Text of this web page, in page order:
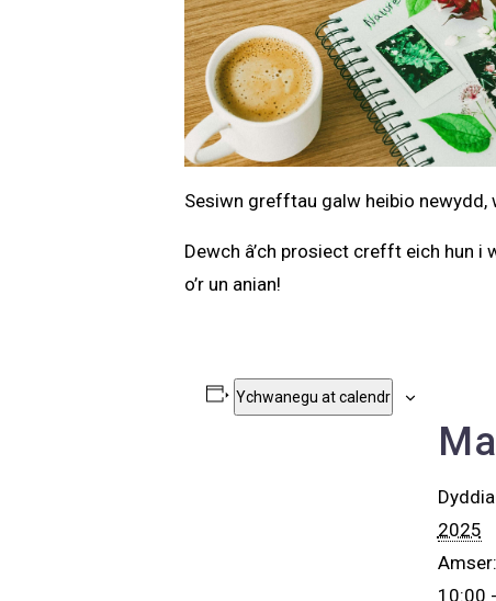
Sesiwn grefftau galw heibio
Dewch â’ch prosiect crefft eich hun
o’r un anian!
Ychwanegu at calendr
2025
Amser:
10:00